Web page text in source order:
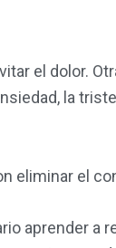
el dolor.
la
eliminar el
aprender a